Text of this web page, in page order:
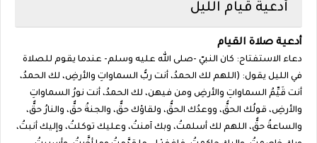
أدعية قيام الليل
أدعية صلاة القيام
دعاء الاستفتاح: كان النبيّ -صلى الله عليه وسلم- عندما يقوم للصلاة
في الليل يقول: (اللهم لك الحمدُ، أنت ربُّ السماواتِ والأرضِ، لك الحمدُ،
أنت قَيِّمُ السماواتِ والأرضِ ومن فيهن، لك الحمدُ، أنت نورُ السماواتِ
والأرضِ، قولُك الحقُّ، ووعدُك الحقُّ، ولقاؤك حقٌّ، والجنةُ حقٌّ، والنارُ حقٌّ،
والساعةُ حقٌّ، اللهم لك أسلمتُ، وبك آمنتُ، وعليك توكلتُ، وإليك أنبتُ،